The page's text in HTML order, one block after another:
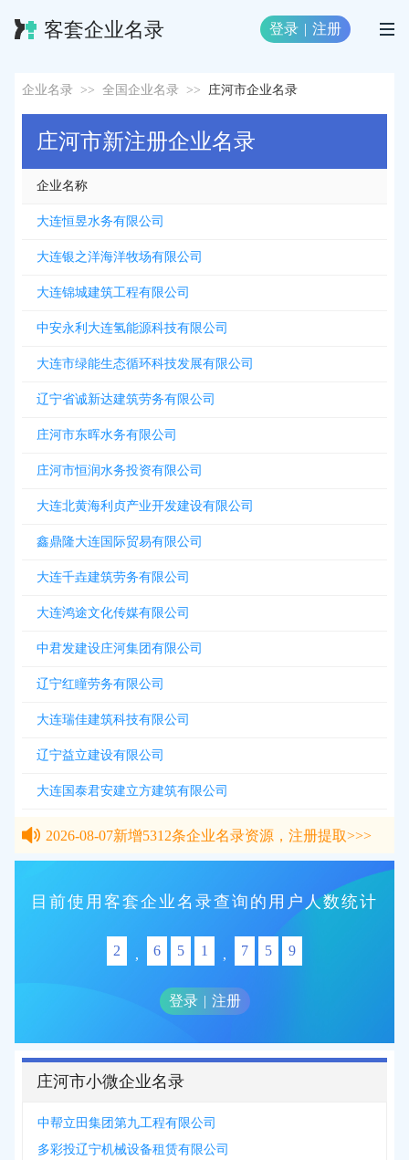
客套企业名录 登录 | 注册
企业名录 >> 全国企业名录 >> 庄河市企业名录
庄河市新注册企业名录
企业名称
大连恒昱水务有限公司
大连银之洋海洋牧场有限公司
大连锦城建筑工程有限公司
中安永利大连氢能源科技有限公司
大连市绿能生态循环科技发展有限公司
辽宁省诚新达建筑劳务有限公司
庄河市东晖水务有限公司
庄河市恒润水务投资有限公司
大连北黄海利贞产业开发建设有限公司
鑫鼎隆大连国际贸易有限公司
大连千垚建筑劳务有限公司
大连鸿途文化传媒有限公司
中君发建设庄河集团有限公司
辽宁红瞳劳务有限公司
大连瑞佳建筑科技有限公司
辽宁益立建设有限公司
大连国泰君安建立方建筑有限公司
新增 条企业名录资源，注册提取>>>
2026-08-07新增5312条企业名录资源，注册提取>>>
目前使用客套企业名录查询的用户人数统计
2 , 6 5 1 , 7 5 9
登录 | 注册
庄河市小微企业名录
中帮立田集团第九工程有限公司
多彩投辽宁机械设备租赁有限公司